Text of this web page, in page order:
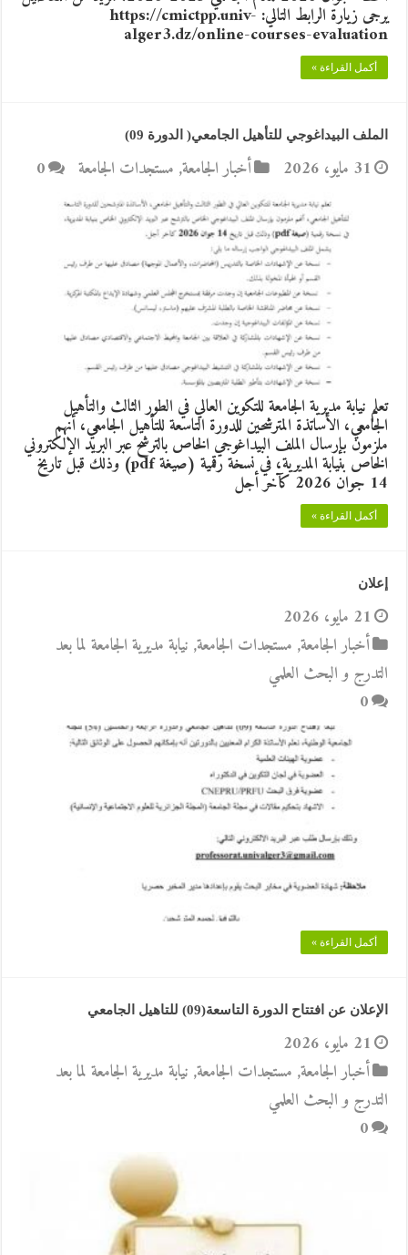
يرجى زيارة الرابط التالي: https://cmictpp.univ-
alger3.dz/online-courses-evaluation
أكمل القراءة »
الملف البيداغوجي للتأهيل الجامعي( الدورة 09)
31 مايو، 2026 أخبار الجامعة, مستجدات الجامعة 0
تعلم نيابة مديرية الجامعة للتكوين العالي في الطور الثالث والتأهيل
الجامعي، الأساتذة المترشحين للدورة التاسعة للتأهيل الجامعي، أنهم
ملزمون بإرسال الملف البيداغوجي الخاص بالترشح عبر البريد الإلكتروني
الخاص بنيابة المديرية، في نسخة رقمية (صيغة pdf) وذلك قبل تاريخ
14 جوان 2026 كآخر أجل
أكمل القراءة »
إعلان
21 مايو، 2026
أخبار الجامعة, مستجدات الجامعة, نيابة مديرية الجامعة لما بعد
التدرج و البحث العلمي
0
أكمل القراءة »
الإعلان عن افتتاح الدورة التاسعة(09) للتاهيل الجامعي
21 مايو، 2026
أخبار الجامعة, مستجدات الجامعة, نيابة مديرية الجامعة لما بعد
التدرج و البحث العلمي
0